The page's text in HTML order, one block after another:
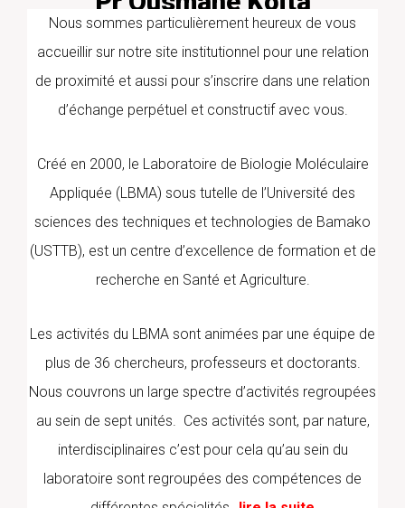
PharmD/PhD PARASITOLOGIE
MOLECULAIRE
Nous sommes particulièrement heureux de vous
accueillir sur notre site institutionnel pour une relation
de proximité et aussi pour s’inscrire dans une relation
d’échange perpétuel et constructif avec vous.
Créé en 2000, le Laboratoire de Biologie Moléculaire
Appliquée (LBMA) sous tutelle de l’Université des
sciences des techniques et technologies de Bamako
(USTTB), est un centre d’excellence de formation et de
recherche en Santé et Agriculture.
Les activités du LBMA sont animées par une équipe de
plus de 36 chercheurs, professeurs et doctorants.
Nous couvrons un large spectre d’activités regroupées
au sein de sept unités. Ces activités sont, par nature,
interdisciplinaires c’est pour cela qu’au sein du
laboratoire sont regroupées des compétences de